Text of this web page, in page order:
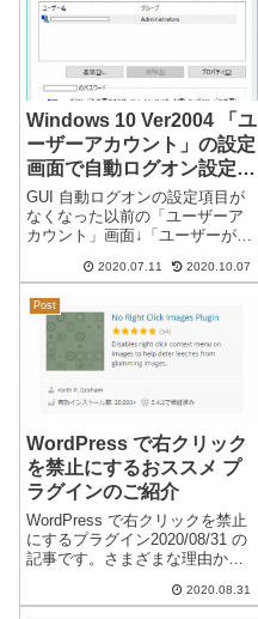
Windows 10 Ver2004 「ユ
ーザーアカウント」の設定
画面で自動ログオン設定が
出来なくなった
GUI 自動ログオンの設定項目が
なくなった以前の「ユーザーア
カウント」画面↓「ユーザーがこ
ユーザー名とパスワードの入力
とで、パスワードを設定した状
態で、入力を省略（記憶）しロ
グオンする...
2020.07.11 2020.10.07
Post
WordPress で右クリック
を禁止にするおススメ プ
ラグインのご紹介
WordPress で右クリックを禁止
にするプラグイン2020/08/31 の
記事です。さまざまな理由か
を禁止にしたいことがありま
2020.08.31